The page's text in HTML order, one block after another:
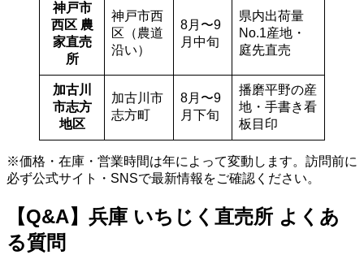
神戸市
西区 農
家直売
所
神戸市西
区（農道
沿い）
8月〜9
月中旬
県内出荷量
No.1産地・
庭先直売
加古川
市志方
地区
加古川市
志方町
8月〜9
月下旬
播磨平野の産
地・手書き看
板目印
※価格・在庫・営業時間は年によって変動します。訪問前に
必ず公式サイト・SNSで最新情報をご確認ください。
【Q&A】兵庫 いちじく直売所 よくあ
る質問